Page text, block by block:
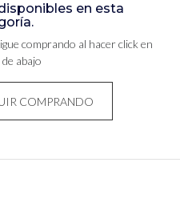
en esta
comprando al hacer click en
abajo
COMPRANDO